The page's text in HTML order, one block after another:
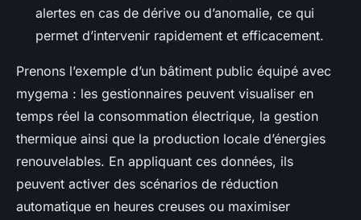
alertes en cas de dérive ou d’anomalie, ce qui
permet d’intervenir rapidement et efficacement.
Prenons l’exemple d’un bâtiment public équipé avec
mygema : les gestionnaires peuvent visualiser en
temps réel la consommation électrique, la gestion
thermique ainsi que la production locale d’énergies
renouvelables. En appliquant ces données, ils
peuvent activer des scénarios de réduction
automatique en heures creuses ou maximiser